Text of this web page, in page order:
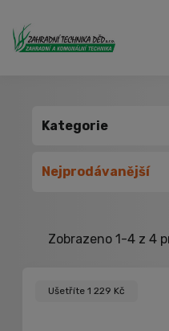
Přidejte produkty do
Kategorie
Zobrazeno 1-4 z 4
Ušetříte 1 229 Kč